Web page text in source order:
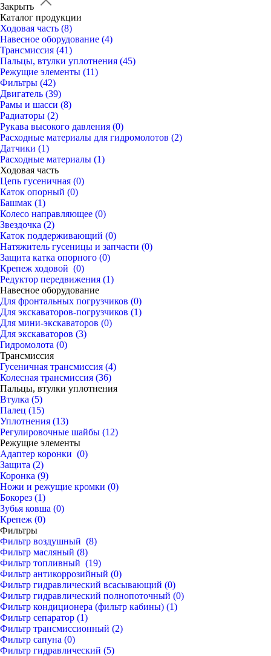
Закрыть
Каталог продукции
Ходовая часть (8)
Навесное оборудование (4)
Трансмиссия (41)
Пальцы, втулки уплотнения (45)
Режущие элементы (11)
Фильтры (42)
Двигатель (39)
Рамы и шасси (8)
Радиаторы (2)
Рукава высокого давления (0)
Расходные материалы для гидромолотов (2)
Датчики (1)
Расходные материалы (1)
Ходовая часть
Цепь гусеничная (0)
Каток опорный (0)
Башмак (1)
Колесо направляющее (0)
Звездочка (2)
Каток поддерживающий (0)
Натяжитель гусеницы и запчасти (0)
Защита катка опорного (0)
Крепеж ходовой (0)
Редуктор передвижения (1)
Навесное оборудование
Для фронтальных погрузчиков (0)
Для экскаваторов-погрузчиков (1)
Для мини-экскаваторов (0)
Для экскаваторов (3)
Гидромолота (0)
Трансмиссия
Гусеничная трансмиссия (4)
Колесная трансмиссия (36)
Пальцы, втулки уплотнения
Втулка (5)
Палец (15)
Уплотнения (13)
Регулировочные шайбы (12)
Режущие элементы
Адаптер коронки (0)
Защита (2)
Коронка (9)
Ножи и режущие кромки (0)
Бокорез (1)
Зубья ковша (0)
Крепеж (0)
Фильтры
Фильтр воздушный (8)
Фильтр масляный (8)
Фильтр топливный (19)
Фильтр антикоррозийный (0)
Фильтр гидравлический всасывающий (0)
Фильтр гидравлический полнопоточный (0)
Фильтр кондиционера (фильтр кабины) (1)
Фильтр сепаратор (1)
Фильтр трансмиссионный (2)
Фильтр сапуна (0)
Фильтр гидравлический (5)